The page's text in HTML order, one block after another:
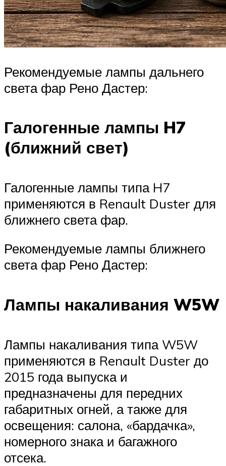
Рекомендуемые лампы дальнего
света фар Рено Дастер:
Галогенные лампы H7
(ближний свет)
Галогенные лампы типа H7
применяются в Renault Duster для
ближнего света фар.
Рекомендуемые лампы ближнего
света фар Рено Дастер:
Лампы накаливания W5W
Лампы накаливания типа W5W
применяются в Renault Duster до
2015 года выпуска и
предназначены для передних
габаритных огней, а также для
освещения: салона, «бардачка»,
номерного знака и багажного
отсека.